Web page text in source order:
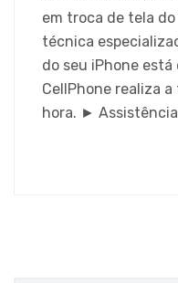
em troca de tela
técnica
do seu iPhone
CellPhone realiza
hora. ►